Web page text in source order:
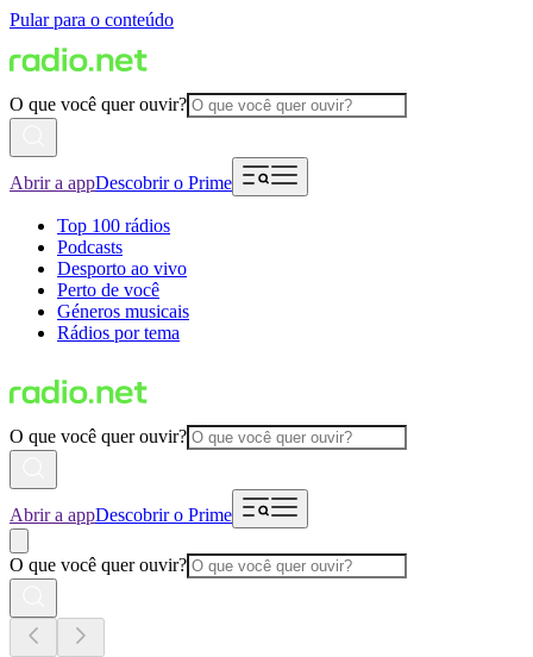
Pular para o conteúdo
O que você quer ouvir?
Abrir a appDescobrir o Prime
Top 100 rádios
Podcasts
Desporto ao vivo
Perto de você
Géneros musicais
Rádios por tema
O que você quer ouvir?
Abrir a appDescobrir o Prime
O que você quer ouvir?